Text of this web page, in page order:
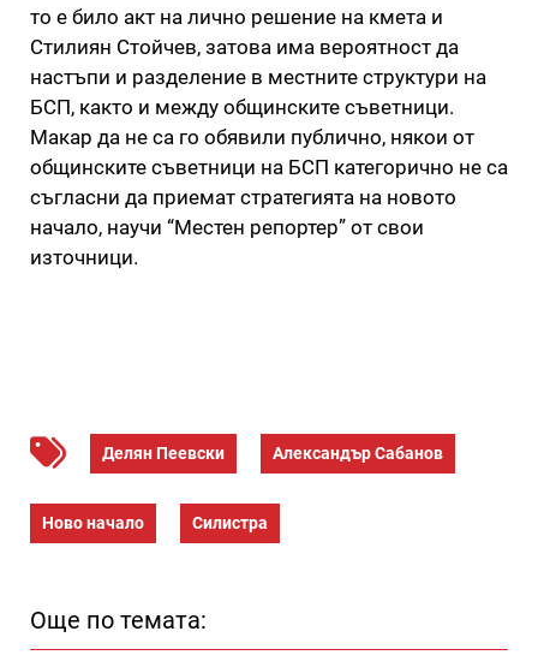
то е било акт на лично решение на кмета и
Стилиян Стойчев, затова има вероятност да
настъпи и разделение в местните структури на
БСП, както и между общинските съветници.
Макар да не са го обявили публично, някои от
общинските съветници на БСП категорично не са
съгласни да приемат стратегията на новото
начало, научи “Местен репортер” от свои
източници.
Делян Пеевски Александър Сабанов
Ново начало Силистра
Още по темата: